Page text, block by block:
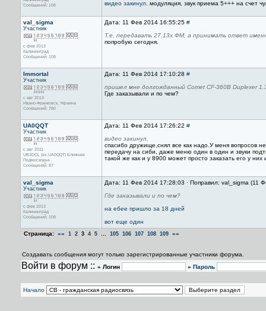
Сообщений: 108
видео закинул . модуляция, звук приема 5+++ на счет
val_sigma
Участник
с фев 2013
Калининград
Сообщений: 108
Дата: 11 Фев 2014 16:55:25 #
Т.е. передавать 27.13х ФМ, а принимать ответ
попробую сегодня.
Immortal
Участник
с авг 2013
Ивано-Франковск, Украина
Сообщений: 780
Дата: 11 Фев 2014 17:10:28 #
пришел мне долгожданный Comet CF-360B Duplexer
Где заказывали и по чем?
UA0QQT
Участник
с авг 2011
UB3DCL (ex.UA0QQT) Ближнее
Подмосковье
Сообщений: 87
Дата: 11 Фев 2014 17:26:22 #
видео закинул.
спасибо дружище,снял все как надо.У меня вопросов
передачу на сиби, даже меню один в один и звуки
такой же как и у 8900 может просто заказать его у
val_sigma
Участник
с фев 2013
Калининград
Сообщений: 108
Дата: 11 Фев 2014 17:28:03 · Поправил: val_sigma (11
Где заказывали и по чем?
на ебее пришло за 18 дней
вот еще один
Страница: «« 1 2 3 4 5 105 106 107 108 109 »»
Создавать сообщения могут только зарегистрированные участники форума.
Войти в форум :: » Логин » Пароль
Начало